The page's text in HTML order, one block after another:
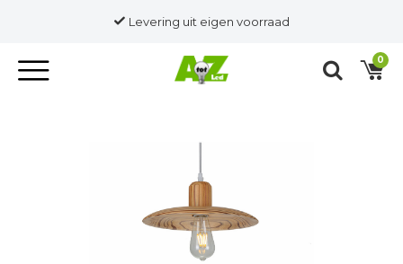
Levering uit eigen voorraad
0